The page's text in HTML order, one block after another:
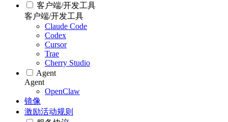
客户端/开发工具
客户端/开发工具
Claude Code
Codex
Cursor
Trae
Cherry Studio
Agent
Agent
OpenClaw
镜像
激励活动规则